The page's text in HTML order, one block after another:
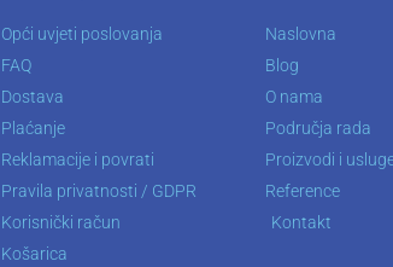
Opći uvjeti poslovanja
FAQ
Dostava
Plaćanje
Reklamacije i povrati
Pravila privatnosti / GDPR
Korisnički račun
Košarica
Naslovna
Blog
O nama
Područja rada
Proizvodi i
Reference
Kontakt